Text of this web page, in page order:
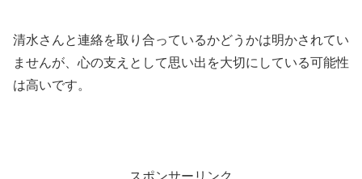
清水さんと連絡を取り合っているかどうかは明かされてい
ませんが、心の支えとして思い出を大切にしている可能性
は高いです。